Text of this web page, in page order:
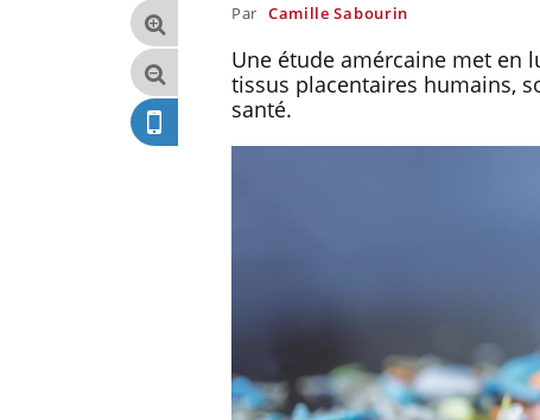
Par Camille Sabourin
Une étude amércaine met en
tissus placentaires humains,
santé.